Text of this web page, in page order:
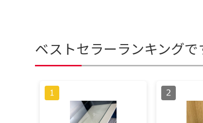
ベストセラーランキングで